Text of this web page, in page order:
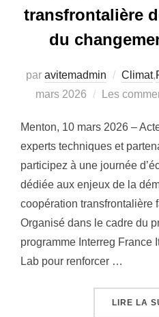
transfrontalière
du
par avitemadmin Climat,
mars 2026
Les
Menton, 10 mars 2026 –
experts techniques et
participez à une journée
dédiée aux enjeux de la
coopération transfrontalière
Organisé dans le cadre du
programme Interreg France
Lab pour renforcer …
LIRE LA